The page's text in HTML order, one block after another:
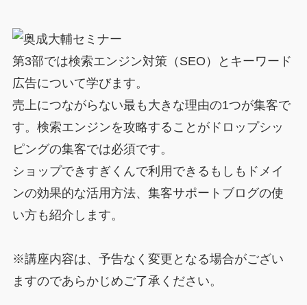
第3部では検索エンジン対策（SEO）とキーワード
広告について学びます。
売上につながらない最も大きな理由の1つが集客で
す。検索エンジンを攻略することがドロップシッ
ピングの集客では必須です。
ショップできすぎくんで利用できるもしもドメイ
ンの効果的な活用方法、集客サポートブログの使
い方も紹介します。
※講座内容は、予告なく変更となる場合がござい
ますのであらかじめご了承ください。